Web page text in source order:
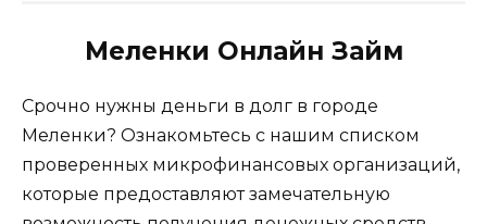
Меленки Онлайн Займ
Срочно нужны деньги в долг в городе
Меленки? Ознакомьтесь с нашим списком
проверенных микрофинансовых организаций,
которые предоставляют замечательную